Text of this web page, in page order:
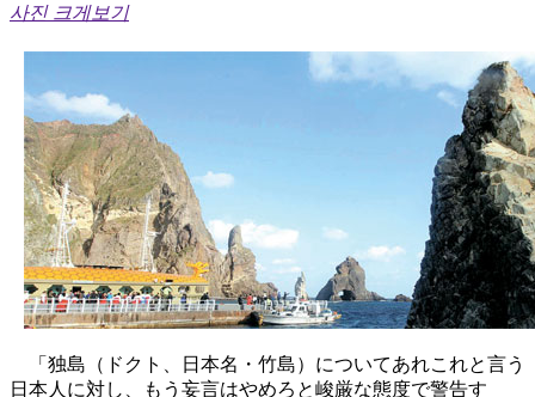
사진 크게보기
「独島（ドクト、日本名・竹島）についてあれこれと言う
日本人に対し、もう妄言はやめろと峻厳な態度で警告す